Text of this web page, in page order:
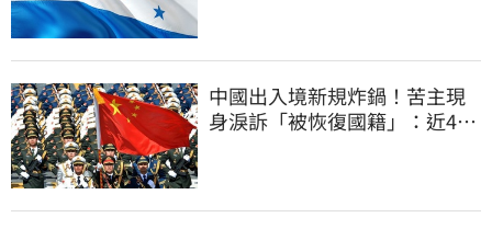
中國出入境新規炸鍋！苦主現
身淚訴「被恢復國籍」：近4億